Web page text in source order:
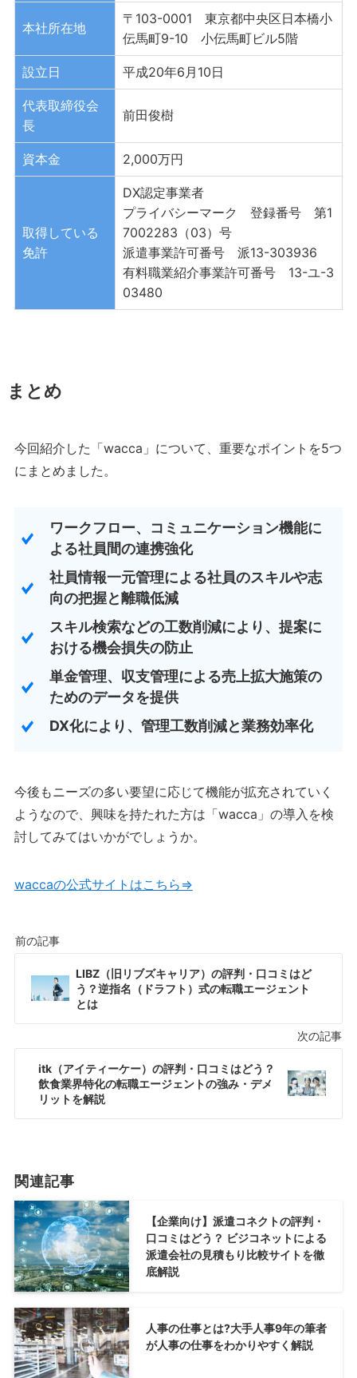
本社所在地
〒103-0001 東京都中央区日本橋小
伝馬町9-10 小伝馬町ビル5階
設立日 平成20年6月10日
代表取締役会
長
前田俊樹
資本金 2,000万円
取得している
免許
DX認定事業者
プライバシーマーク 登録番号 第1
7002283（03）号
派遣事業許可番号 派13-303936
有料職業紹介事業許可番号 13-ユ-3
03480
まとめ
今回紹介した「wacca」について、重要なポイントを5つ
にまとめました。
ワークフロー、コミュニケーション機能に
よる社員間の連携強化
社員情報一元管理による社員のスキルや志
向の把握と離職低減
スキル検索などの工数削減により、提案に
おける機会損失の防止
単金管理、収支管理による売上拡大施策の
ためのデータを提供
DX化により、管理工数削減と業務効率化
今後もニーズの多い要望に応じて機能が拡充されていく
ようなので、興味を持たれた方は「wacca」の導入を検
討してみてはいかがでしょうか。
waccaの公式サイトはこちら⇒
LIBZ（旧リブズキャリア）の評判・口コミはど
う？逆指名（ドラフト）式の転職エージェント
とは
itk（アイティーケー）の評判・口コミはどう？
飲食業界特化の転職エージェントの強み・デメ
リットを解説
関連記事
【企業向け】派遣コネクトの評判・
口コミはどう？ ビジコネットによる
派遣会社の見積もり比較サイトを徹
底解説
人事の仕事とは?大手人事9年の筆者
が人事の仕事をわかりやすく解説